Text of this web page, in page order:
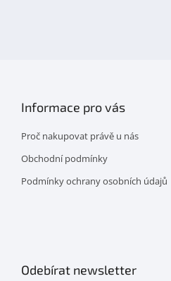
Informace pro vás
Proč nakupovat právě u nás
Obchodní podmínky
Podmínky ochrany osobních údajů
Odebírat newsletter